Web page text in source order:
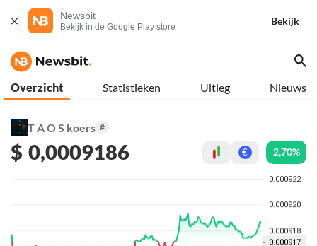
Newsbit
Bekijk in de Google Play store
Bekijk
Overzicht Statistieken Uitleg Nieuws
T A O S koers #
$ 0,0009186 € 2,70%